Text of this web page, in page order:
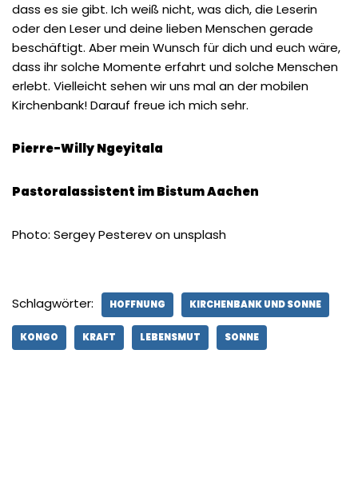
dass es sie gibt. Ich weiß nicht, was dich, die Leserin
oder den Leser und deine lieben Menschen gerade
beschäftigt. Aber mein Wunsch für dich und euch wäre,
dass ihr solche Momente erfahrt und solche Menschen
erlebt. Vielleicht sehen wir uns mal an der mobilen
Kirchenbank! Darauf freue ich mich sehr.
Pierre-Willy Ngeyitala
Pastoralassistent im Bistum Aachen
Photo: Sergey Pesterev on unsplash
Schlagwörter: HOFFNUNG KIRCHENBANK UND SONNE
KONGO KRAFT LEBENSMUT SONNE